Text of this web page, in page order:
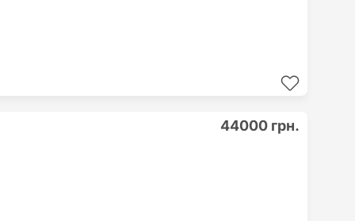
44000 грн.